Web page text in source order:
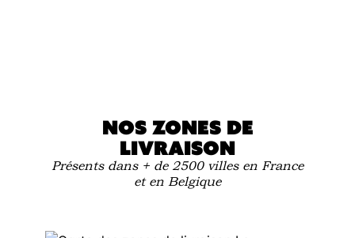
NOS ZONESDE
LIVRAISON
Présents dans + de 2500 villes en France
et en Belgique